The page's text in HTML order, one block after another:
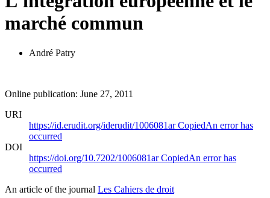
marché commun
André Patry
Online publication: June 27, 2011
URI
https://id.erudit.org/iderudit/1006081arCopiedAn error has
occurred
DOI
https://doi.org/10.7202/1006081arCopiedAn error has
occurred
An article of the journal Les Cahiers de droit